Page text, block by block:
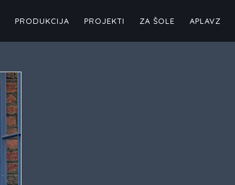
PRODUKCIJA PROJEKTI ZA ŠOLE APLAVZ